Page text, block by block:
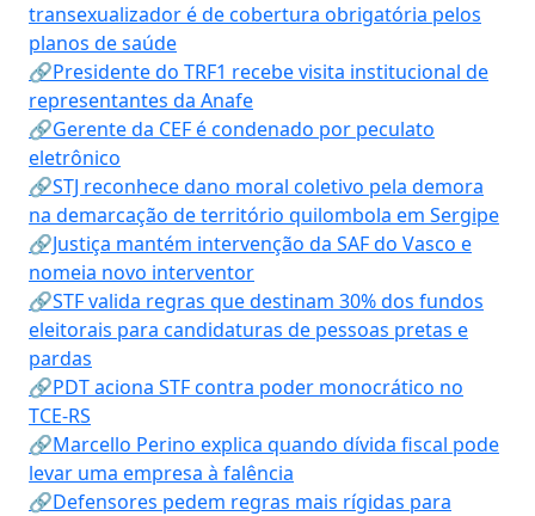
transexualizador é de cobertura obrigatória pelos
planos de saúde
🔗Presidente do TRF1 recebe visita institucional de
representantes da Anafe
🔗Gerente da CEF é condenado por peculato
eletrônico
🔗STJ reconhece dano moral coletivo pela demora
na demarcação de território quilombola em Sergipe
🔗Justiça mantém intervenção da SAF do Vasco e
nomeia novo interventor
🔗STF valida regras que destinam 30% dos fundos
eleitorais para candidaturas de pessoas pretas e
pardas
🔗PDT aciona STF contra poder monocrático no
TCE-RS
🔗Marcello Perino explica quando dívida fiscal pode
levar uma empresa à falência
🔗Defensores pedem regras mais rígidas para